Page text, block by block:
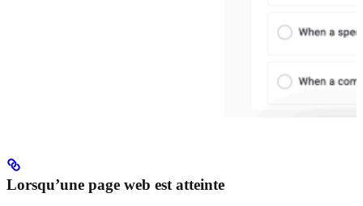
Lorsqu’une page web est atteinte